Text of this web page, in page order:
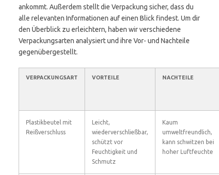
ankommt. Außerdem stellt die Verpackung sicher, dass du
alle relevanten Informationen auf einen Blick findest. Um dir
den Überblick zu erleichtern, haben wir verschiedene
Verpackungsarten analysiert und ihre Vor- und Nachteile
gegenübergestellt.
VERPACKUNGSART VORTEILE NACHTEILE
Plastikbeutel mit
Reißverschluss
Leicht,
wiederverschließbar,
schützt vor
Feuchtigkeit und
Schmutz
Kaum
umweltfreundlich,
kann schwitzen bei
hoher Luftfeuchte